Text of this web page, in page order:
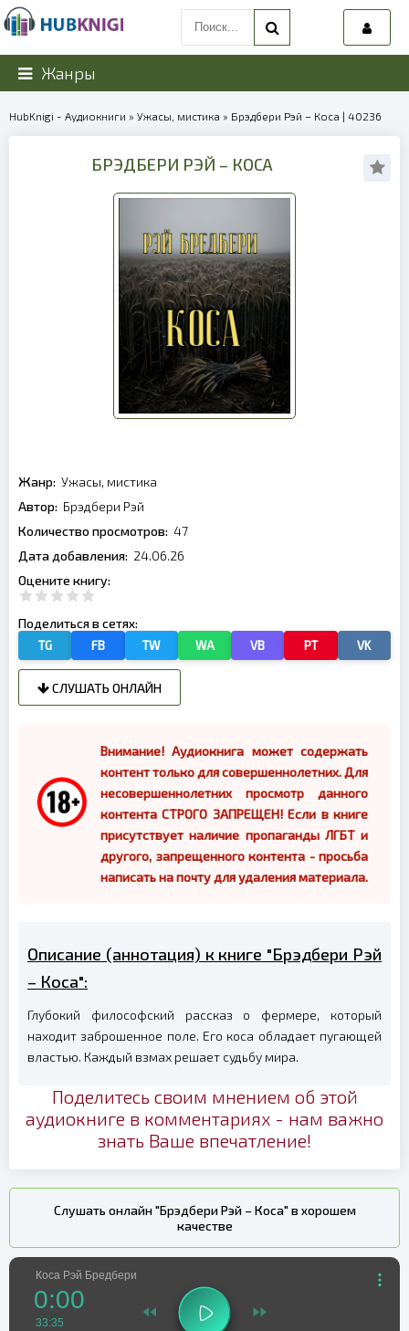
Жанры
HubKnigi - Аудиокниги » Ужасы, мистика » Брэдбери Рэй – Коса | 40236
БРЭДБЕРИ РЭЙ – КОСА
Жанр: Ужасы, мистика
Автор: Брэдбери Рэй
Количество просмотров: 47
Дата добавления: 24.06.26
Оцените книгу:
Поделиться в сетях:
TG FB TW WA VB PT VK
СЛУШАТЬ ОНЛАЙН
Внимание! Аудиокнига может содержать
контент только для совершеннолетних. Для
несовершеннолетних просмотр данного
контента СТРОГО ЗАПРЕЩЕН! Если в книге
присутствует наличие пропаганды ЛГБТ и
другого, запрещенного контента - просьба
написать на почту для удаления материала.
Описание (аннотация) к книге "Брэдбери Рэй
– Коса":
Глубокий философский рассказ о фермере, который
находит заброшенное поле. Его коса обладает пугающей
властью. Каждый взмах решает судьбу мира.
Поделитесь своим мнением об этой
аудиокниге в комментариях - нам важно
знать Ваше впечатление!
Слушать онлайн "Брэдбери Рэй – Коса" в хорошем
качестве
Коса Рэй Бредбери
0:00
33:35